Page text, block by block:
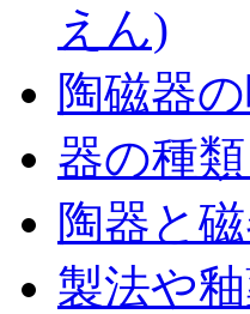
えん)
陶磁器
器の種
陶器と
製法や